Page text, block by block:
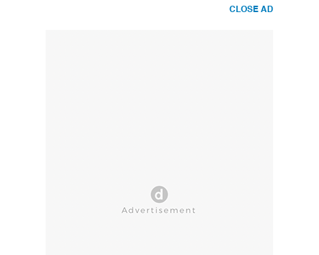
CLOSE AD